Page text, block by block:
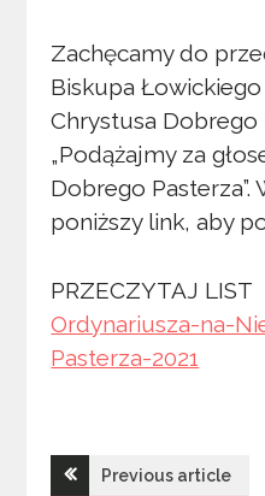
Zachęcamy do
Biskupa
Chrystusa Dobrego
„Podążajmy za
Dobrego Pasterza”.
poniższy link, aby
PRZECZYTAJ LIST
Ordynariusza-na-
Pasterza-2021
Nawigacja
Previous article